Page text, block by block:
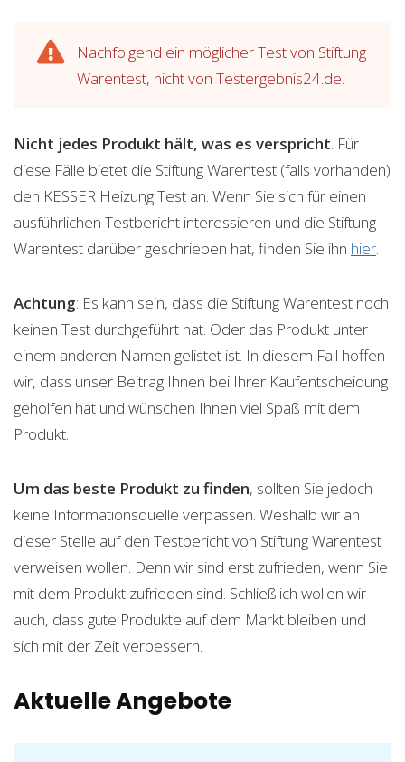
Nachfolgend ein möglicher Test von Stiftung
Warentest, nicht von Testergebnis24.de.
Nicht jedes Produkt hält, was es verspricht. Für
diese Fälle bietet die Stiftung Warentest (falls vorhanden)
den KESSER Heizung Test an. Wenn Sie sich für einen
ausführlichen Testbericht interessieren und die Stiftung
Warentest darüber geschrieben hat, finden Sie ihn hier.
Achtung: Es kann sein, dass die Stiftung Warentest noch
keinen Test durchgeführt hat. Oder das Produkt unter
einem anderen Namen gelistet ist. In diesem Fall hoffen
wir, dass unser Beitrag Ihnen bei Ihrer Kaufentscheidung
geholfen hat und wünschen Ihnen viel Spaß mit dem
Produkt.
Um das beste Produkt zu finden, sollten Sie jedoch
keine Informationsquelle verpassen. Weshalb wir an
dieser Stelle auf den Testbericht von Stiftung Warentest
verweisen wollen. Denn wir sind erst zufrieden, wenn Sie
mit dem Produkt zufrieden sind. Schließlich wollen wir
auch, dass gute Produkte auf dem Markt bleiben und
sich mit der Zeit verbessern.
Aktuelle Angebote